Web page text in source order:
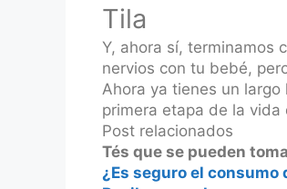
Tila
Y, ahora sí, terminamos
nervios con tu bebé,
Ahora ya tienes un largo
primera etapa de la vida
Post relacionados
Tés que se pueden
¿Es seguro el consumo